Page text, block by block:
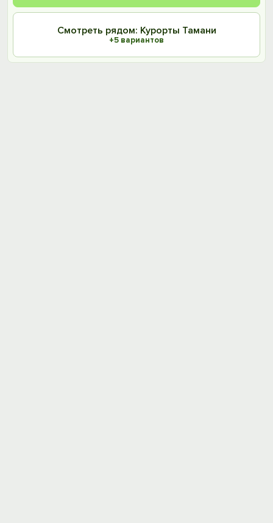
Смотреть рядом: Курорты Тамани
+5 вариантов